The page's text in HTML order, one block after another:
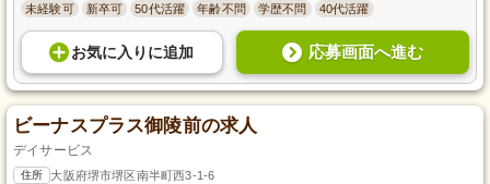
未経験可 新卒可 50代活躍 年齢不問 学歴不問 40代活躍
お気に入り に追加 応募画面へ進む
ビーナスプラス御陵前の求人
デイサービス
住所 大阪府堺市堺区南半町西3-1-6